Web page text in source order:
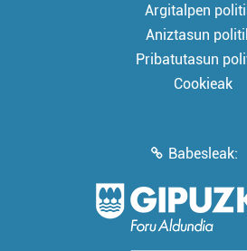
Argitalpen
Aniztasun
Pribatutasun
Cookieak
Babesleak: